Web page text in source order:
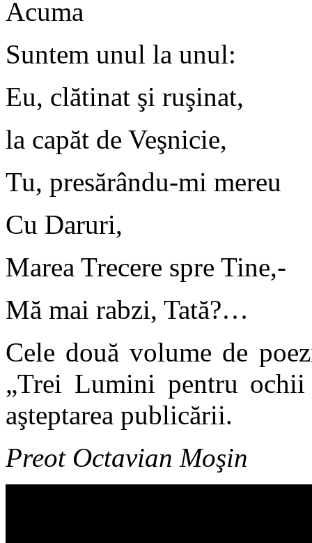
Acuma
Suntem unul la unul:
Eu, clătinat şi ruşinat,
la capăt de Veşnicie,
Tu, presărându-mi mereu
Cu Daruri,
Marea Trecere spre Tine,-
Mă mai rabzi, Tată?…
Cele două volume de
„Trei Lumini pentru
aşteptarea publicării.
Preot Octavian Moşin